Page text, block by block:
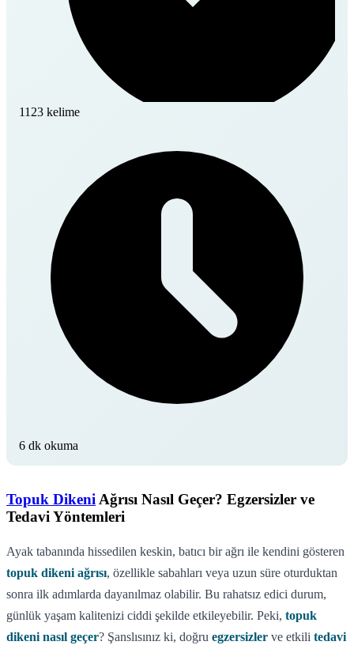
1123 kelime
6 dk okuma
Topuk Dikeni Ağrısı Nasıl Geçer? Egzersizler ve
Tedavi Yöntemleri
Ayak tabanında hissedilen keskin, batıcı bir ağrı ile kendini gösteren
topuk dikeni ağrısı, özellikle sabahları veya uzun süre oturduktan
sonra ilk adımlarda dayanılmaz olabilir. Bu rahatsız edici durum,
günlük yaşam kalitenizi ciddi şekilde etkileyebilir. Peki, topuk
dikeni nasıl geçer? Şanslısınız ki, doğru egzersizler ve etkili tedavi